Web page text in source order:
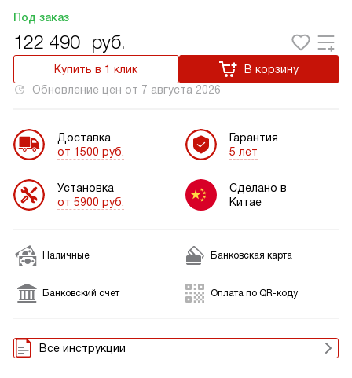
Под заказ
122 490 руб.
Купить в 1 клик
В корзину
Обновление цен от 7 августа 2026
Доставка
от 1500 руб.
Установка
от 5900 руб.
Гарантия
5 лет
Сделано в
Китае
Наличные Банковская карта
Банковский счет Оплата по QR-коду
Все инструкции